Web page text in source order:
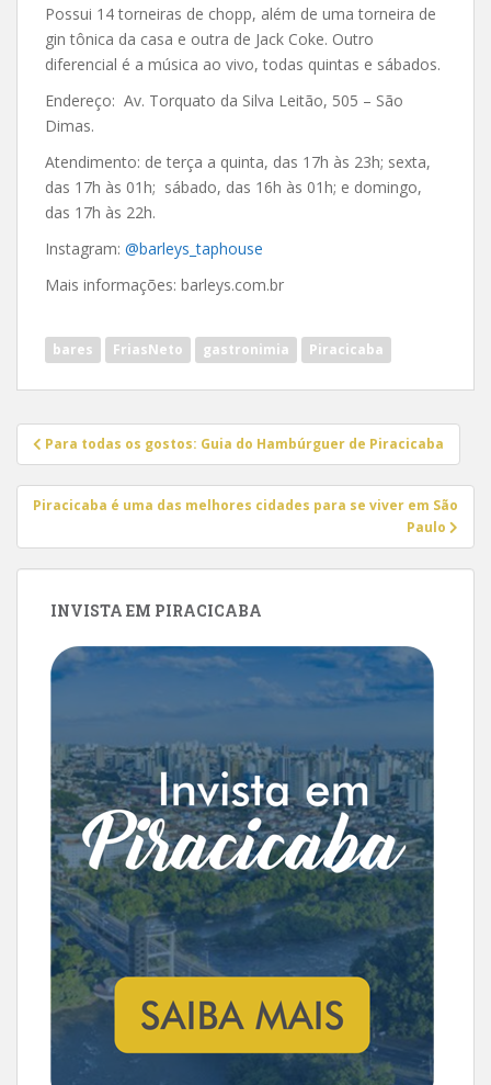
Possui 14 torneiras de chopp, além de uma torneira de
gin tônica da casa e outra de Jack Coke. Outro
diferencial é a música ao vivo, todas quintas e sábados.
Endereço: Av. Torquato da Silva Leitão, 505 – São
Dimas.
Atendimento: de terça a quinta, das 17h às 23h; sexta,
das 17h às 01h; sábado, das 16h às 01h; e domingo,
das 17h às 22h.
Instagram: @barleys_taphouse
Mais informações: barleys.com.br
bares FriasNeto gastronimia Piracicaba
Navegação
de
Post
Para todas os gostos: Guia do Hambúrguer de Piracicaba
Piracicaba é uma das melhores cidades para se viver em São
Paulo
INVISTA EM PIRACICABA